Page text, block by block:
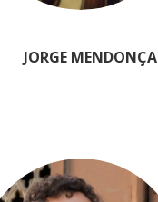
JORGE MENDONÇA